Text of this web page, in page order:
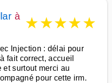
à ★★★★★
Injection : délai pour
fait correct, accueil
surtout merci au
pour cette irm.